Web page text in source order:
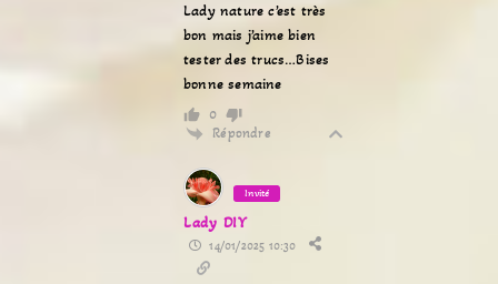
Lady nature c’est très
bon mais j’aime bien
tester des trucs…Bises
bonne semaine
0
Répondre
Invité
Lady DIY
14/01/2025 10:30